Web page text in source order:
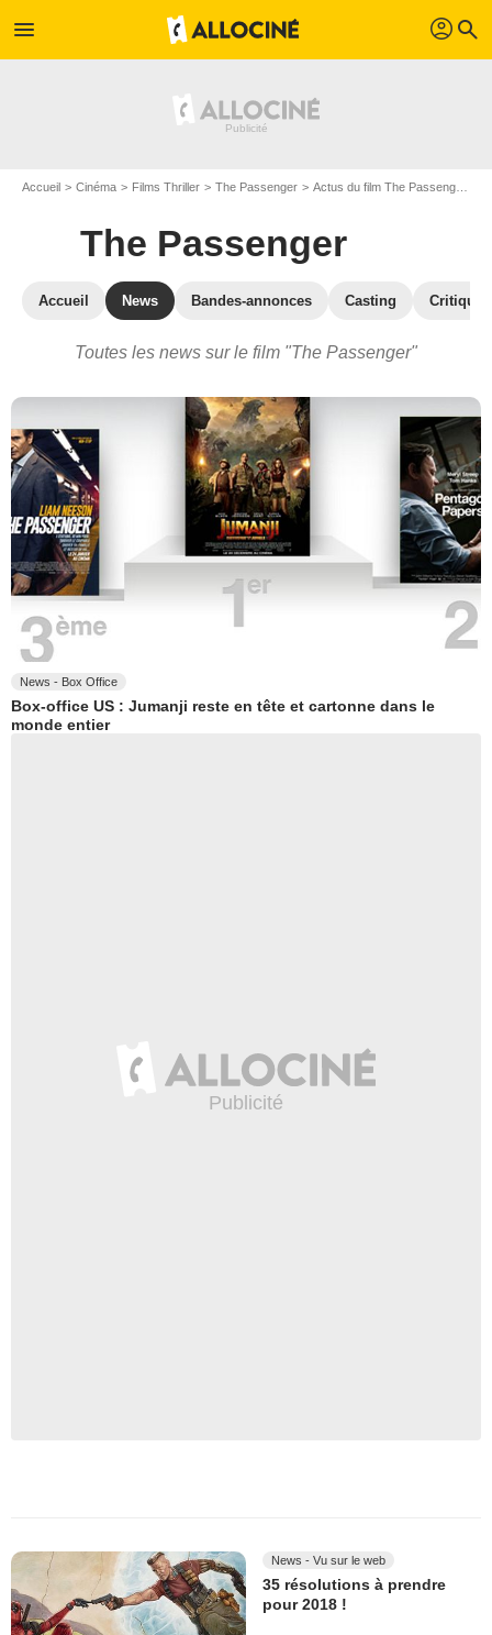
menu profil search
Accueil Cinéma Films Thriller The Passenger Actus du film The Passenger
The Passenger
Accueil News Bandes-annonces Casting
Toutes les news sur le film "The Passenger"
News - Box Office
Box-office US : Jumanji reste en tête et cartonne dans le
monde entier
News - Vu sur le web
35 résolutions à prendre
pour 2018 !